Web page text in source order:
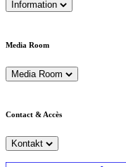
Information
Media Room
Media Room
Contact & Accès
Kontakt